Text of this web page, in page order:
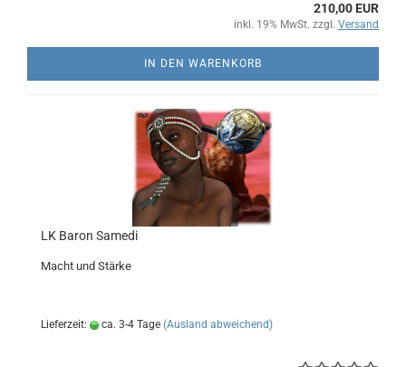
210,00 EUR
inkl. 19% MwSt. zzgl. Versand
IN DEN WARENKORB
LK Baron Samedi
Macht und Stärke
Lieferzeit: ca. 3-4 Tage (Ausland abweichend)